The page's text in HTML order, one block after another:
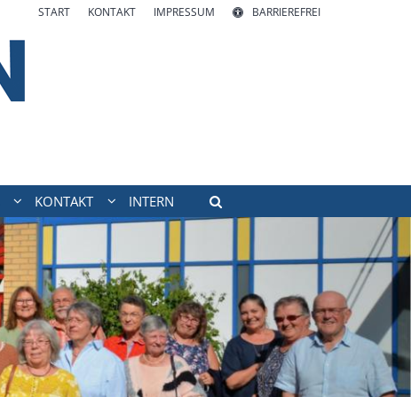
START KONTAKT IMPRESSUM BARRIEREFREI
KONTAKT INTERN